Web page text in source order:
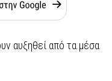
αυξηθεί από τα μέσα